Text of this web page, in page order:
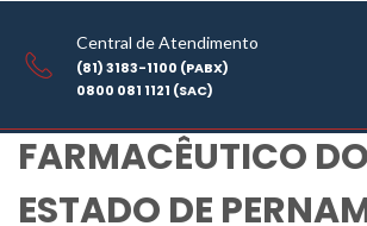
Central de Atendimento
(81) 3183-1100 (PABX)
0800 081 1121 (SAC)
COMPARTILHE
LABORATÓRIO
FARMACÊUTICO DO
ESTADO DE